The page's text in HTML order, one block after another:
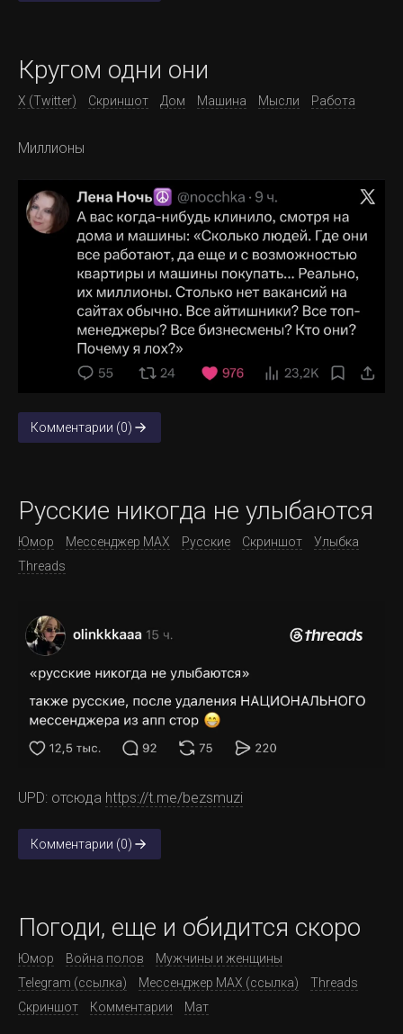
Кругом одни они
X (Twitter) Скриншот Дом Машина Мысли Работа
Миллионы
Комментарии (0)
Русские никогда не улыбаются
Юмор Мессенджер MAX Русские Скриншот
Улыбка
Threads
UPD: отсюда https://t.me/bezsmuzi
Комментарии (0)
Погоди, еще и обидится скоро
Юмор Война полов
Мужчины и женщины
Telegram (ссылка)
Мессенджер MAX (ссылка)
Threads
Скриншот
Комментарии Мат